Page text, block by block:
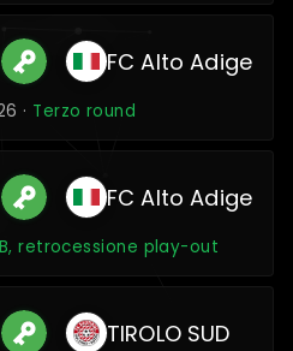
FC Alto Adige
· Terzo round
FC Alto Adige
retrocessione play-out
TIROLO SUD